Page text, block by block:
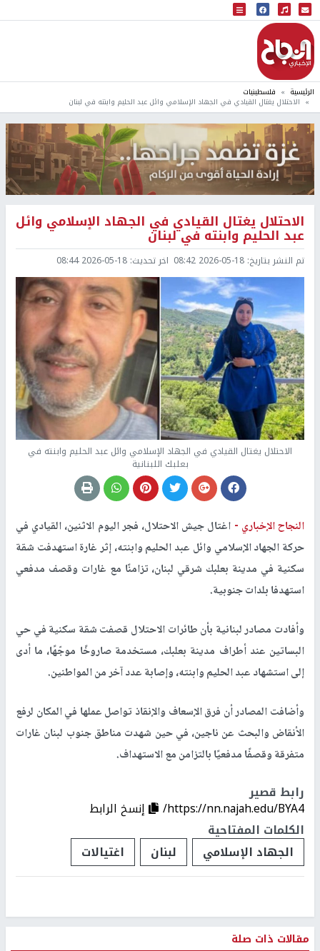
البث المباشر
إذاعة النجاح
الرئيسية فلسطينيات
الاحتلال يغتال القيادي في الجهاد الإسلامي وائل عبد الحليم وابنته في لبنان
الاحتلال يغتال القيادي في الجهاد الإسلامي وائل
عبد الحليم وابنته في لبنان
تم النشر بتاريخ: 2026-05-18 08:42 اخر تحديث: 2026-05-18 08:44
الاحتلال يغتال القيادي في الجهاد الإسلامي وائل عبد الحليم وابنته في
بعلبك اللبنانية
النجاح الإخباري - اغتال جيش الاحتلال، فجر اليوم الاثنين، القيادي في
حركة الجهاد الإسلامي وائل عبد الحليم وابنته، إثر غارة استهدفت شقة
سكنية في مدينة بعلبك شرقي لبنان، تزامنًا مع غارات وقصف مدفعي
استهدفا بلدات جنوبية.
وأفادت مصادر لبنانية بأن طائرات الاحتلال قصفت شقة سكنية في حي
البساتين عند أطراف مدينة بعلبك، مستخدمة صاروخًا موجّهًا، ما أدى
إلى استشهاد عبد الحليم وابنته، وإصابة عدد آخر من المواطنين.
وأضافت المصادر أن فرق الإسعاف والإنقاذ تواصل عملها في المكان لرفع
الأنقاض والبحث عن ناجين، في حين شهدت مناطق جنوب لبنان غارات
متفرقة وقصفًا مدفعيًا بالتزامن مع الاستهداف.
رابط قصير
https://nn.najah.edu/BYA4/
إنسخ الرابط
الكلمات المفتاحية
الجهاد الإسلامي
لبنان اغتيالات
مقالات ذات صلة